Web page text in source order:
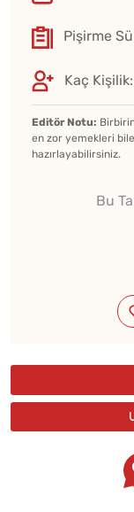
Pişirme
Kaç Kişilik:
Editör Notu:
en zor yemekleri
hazırlayabilirsiniz.
Bu